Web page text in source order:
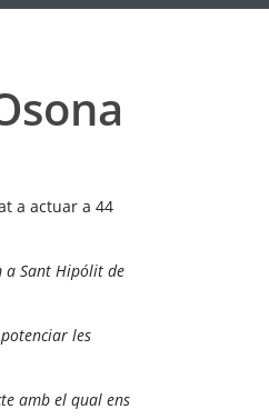
a actuar a 44
a Sant Hipólit de
les
amb el qual ens